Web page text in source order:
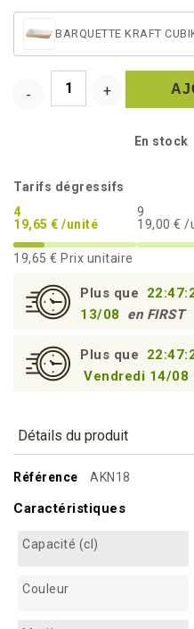
En stock
Tarifs dégressifs
4
19,65 € /unité
9
19,00 € /
19,65 € Prix unitaire
Plus que
13/08
en FIRST
Plus que
Vendredi 14/08
Détails du produit
Référence AKN18
Caractéristiques
Capacité (cl)
Couleur